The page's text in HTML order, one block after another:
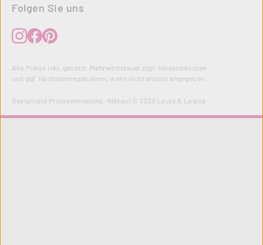
Folgen Sie uns
Alle Preise inkl. gesetzl. Mehrwertsteuer zzgl. Versandkosten
und ggf. Nachnahmegebühren, wenn nicht anders angegeben.
Design und Programmierung: INblau | © 2026 Louis & Louisa